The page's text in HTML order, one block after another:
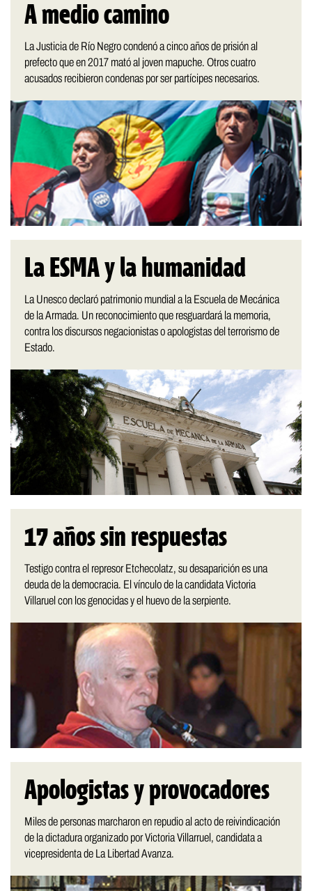
A medio camino
La Justicia de Río Negro condenó a cinco años de prisión al
prefecto que en 2017 mató al joven mapuche. Otros cuatro
acusados recibieron condenas por ser partícipes necesarios.
La ESMA y la humanidad
La Unesco declaró patrimonio mundial a la Escuela de Mecánica
de la Armada. Un reconocimiento que resguardará la memoria,
contra los discursos negacionistas o apologistas del terrorismo de
Estado.
17 años sin respuestas
Testigo contra el represor Etchecolatz, su desaparición es una
deuda de la democracia. El vínculo de la candidata Victoria
Villaruel con los genocidas y el huevo de la serpiente.
Apologistas y provocadores
Miles de personas marcharon en repudio al acto de reivindicación
de la dictadura organizado por Victoria Villarruel, candidata a
vicepresidenta de La Libertad Avanza.